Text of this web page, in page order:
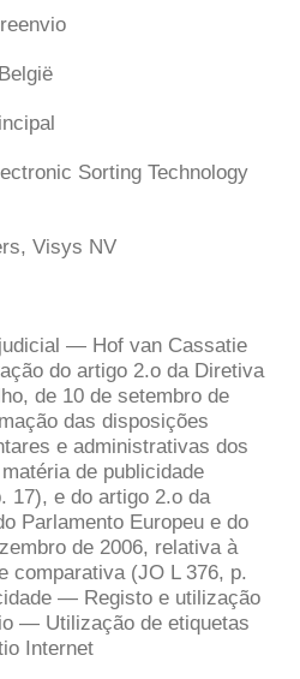
Sorting Technology
Visys NV
— Hof van Cassatie
do artigo 2.o da Diretiva
de 10 de setembro de
das disposições
e administrativas dos
de publicidade
17), e do artigo 2.o da
Parlamento Europeu e do
de 2006, relativa à
comparativa (JO L 376, p.
— Registo e utilização
— Utilização de etiquetas
Internet